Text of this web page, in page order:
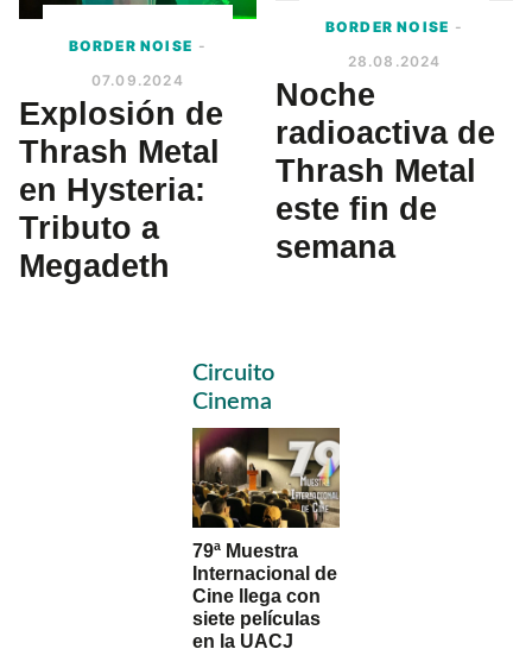
BORDER NOISE -
07.09.2024
Explosión de
Thrash Metal
en Hysteria:
Tributo a
Megadeth
BORDER NOISE -
28.08.2024
Noche
radioactiva de
Thrash Metal
este fin de
semana
Primary
Sidebar
Circuito
Cinema
79ª Muestra
Internacional de
Cine llega con
siete películas
en la UACJ